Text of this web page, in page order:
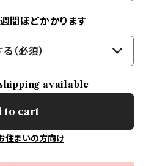
間ほどかかります
（必須）
available
to cart
住まいの方向け